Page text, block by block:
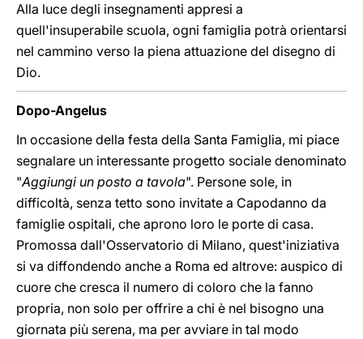
Alla luce degli insegnamenti appresi a
quell'insuperabile scuola, ogni famiglia potrà orientarsi
nel cammino verso la piena attuazione del disegno di
Dio.
Dopo-Angelus
In occasione della festa della Santa Famiglia, mi piace
segnalare un interessante progetto sociale denominato
"Aggiungi un posto a tavola". Persone sole, in
difficoltà, senza tetto sono invitate a Capodanno da
famiglie ospitali, che aprono loro le porte di casa.
Promossa dall'Osservatorio di Milano, quest'iniziativa
si va diffondendo anche a Roma ed altrove: auspico di
cuore che cresca il numero di coloro che la fanno
propria, non solo per offrire a chi è nel bisogno una
giornata più serena, ma per avviare in tal modo